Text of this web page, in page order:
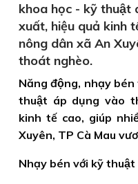
khoa học - kỹ thuật
xuất, hiệu quả kinh
nông dân xã An
thoát nghèo.
Năng động, nhạy
thuật áp dụng vào
kinh tế cao, giúp
Xuyên, TP Cà Mau
Nhạy bén với kỹ thuật